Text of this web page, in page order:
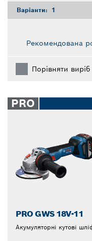
Варіанти: 1
Рекомендована
Порівняти виріб
PRO
PRO GWS 18V-11
Акумуляторні кутові